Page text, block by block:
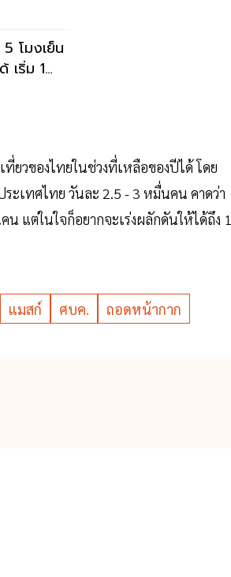
โมงเย็น
เริ่ม 1
ยวของไทยในช่วงที่เหลือของปีได้ โดย
ะเทศไทย วันละ 2.5 - 3 หมื่นคน คาดว่า
แต่ในใจก็อยากจะเร่งผลักดันให้ได้ถึง
แมสก์ ศบค. ถอดหน้ากาก